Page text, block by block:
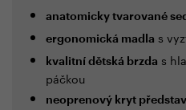
anatomicky tvarované
ergonomická madla s
kvalitní dětská brzda s
páčkou
neoprenový kryt